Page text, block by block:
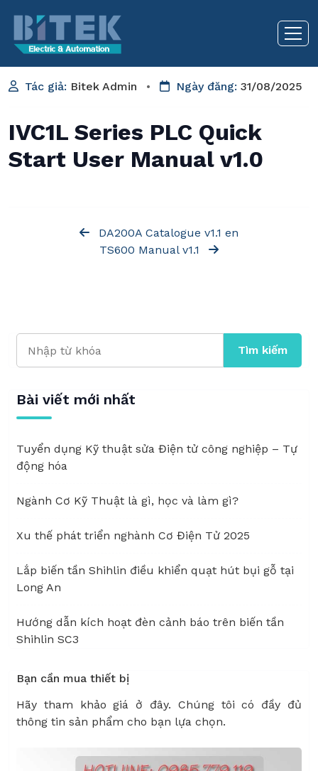
Tác giả: Bitek Admin • Ngày đăng: 31/08/2025
IVC1L Series PLC Quick
Start User Manual v1.0
DA200A Catalogue v1.1 en
TS600 Manual v1.1
Tìm kiếm
Bài viết mới nhất
Tuyển dụng Kỹ thuật sửa Điện tử công nghiệp – Tự
động hóa
Ngành Cơ Kỹ Thuật là gì, học và làm gì?
Xu thế phát triển nghành Cơ Điện Tử 2025
Lắp biến tần Shihlin điều khiển quạt hút bụi gỗ tại
Long An
Hướng dẫn kích hoạt đèn cảnh báo trên biến tần
Shihlin SC3
Bạn cần mua thiết bị
Hãy tham khảo giá ở đây. Chúng tôi có đầy đủ
thông tin sản phẩm cho bạn lựa chọn.